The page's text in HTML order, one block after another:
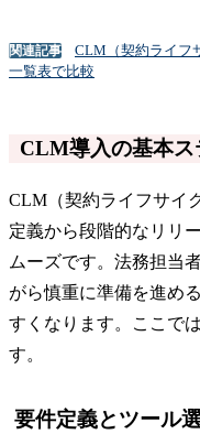
関連記事
CLM（契約ライフ
一覧表で比較
CLM導入の基本ス
CLM（契約ライフサイ
定義から段階的なリリ
ムーズです。法務担当
がら慎重に準備を進め
すくなります。ここで
す。
要件定義とツール